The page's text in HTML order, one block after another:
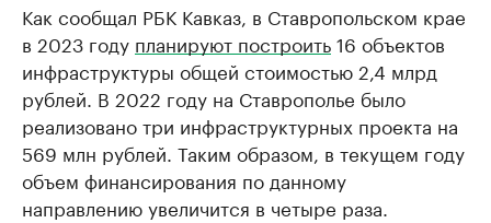
Как сообщал РБК Кавказ, в Ставропольском крае
в 2023 году планируют построить16 объектов
инфраструктуры общей стоимостью 2,4 млрд
рублей. В 2022 году на Ставрополье было
реализовано три инфраструктурных проекта на
569 млн рублей. Таким образом, в текущем году
объем финансирования по данному
направлению увеличится в четыре раза.